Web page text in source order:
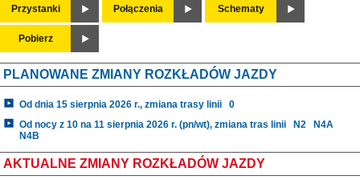
Przystanki Połączenia Schematy
Pobierz
PLANOWANE ZMIANY ROZKŁADÓW JAZDY
Od dnia 15 sierpnia 2026 r., zmiana trasy linii
0
Od nocy z 10 na 11 sierpnia 2026 r. (pn/wt), zmiana tras linii
N2
N4A
N4B
AKTUALNE ZMIANY ROZKŁADÓW JAZDY